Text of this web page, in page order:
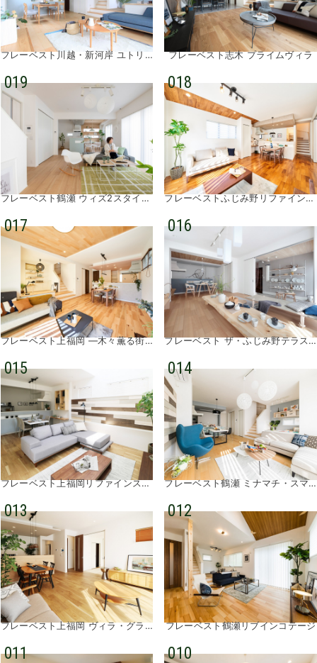
フレーベスト川越・新河岸 ユトリアトリエ フレーベスト志木 プライムヴィラ
019
フレーベスト鶴瀬 ウィズ2スタイルズ
018
フレーベストふじみ野リファインプレイス
017
フレーベスト上福岡 ―木々薫る街―
016
フレーベスト ザ・ふじみ野テラス②
015
フレーベスト上福岡リファインステージ
014
フレーベスト鶴瀬 ミナマチ・スマイル
013
フレーベスト上福岡 ヴィラ・グランデ
012
フレーベスト鶴瀬リブインコテージ
011 010